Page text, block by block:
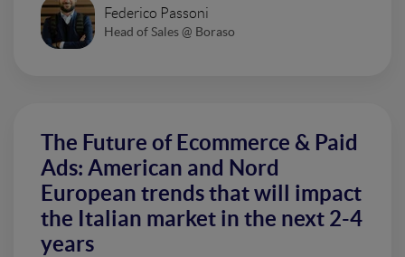
Federico Passoni
Head of Sales @ Boraso
The Future of Ecommerce & Paid
Ads: American and Nord
European trends that will impact
the Italian market in the next 2-4
years